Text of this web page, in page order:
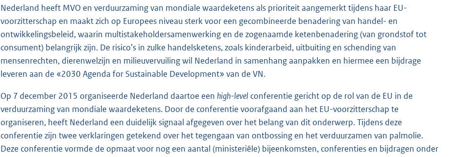
Nederland heeft MVO en verduurzaming van mondiale waardeketens als prioriteit aangemerkt tijdens haar EU-
voorzitterschap en maakt zich op Europees niveau sterk voor een gecombineerde benadering van handel- en
ontwikkelingsbeleid, waarin multistakeholdersamenwerking en de zogenaamde ketenbenadering (van grondstof tot
consument) belangrijk zijn. De risico’s in zulke handelsketens, zoals kinderarbeid, uitbuiting en schending van
mensenrechten, dierenwelzijn en milieuvervuiling wil Nederland in samenhang aanpakken en hiermee een bijdrage
leveren aan de «2030 Agenda for Sustainable Development» van de VN.
Op 7 december 2015 organiseerde Nederland daartoe een high-level conferentie gericht op de rol van de EU in de
verduurzaming van mondiale waardeketens. Door de conferentie voorafgaand aan het EU-voorzitterschap te
organiseren, heeft Nederland een duidelijk signaal afgegeven over het belang van dit onderwerp. Tijdens deze
conferentie zijn twee verklaringen getekend over het tegengaan van ontbossing en het verduurzamen van palmolie.
Deze conferentie vormde de opmaat voor nog een aantal (ministeriële) bijeenkomsten, conferenties en bijdragen onder